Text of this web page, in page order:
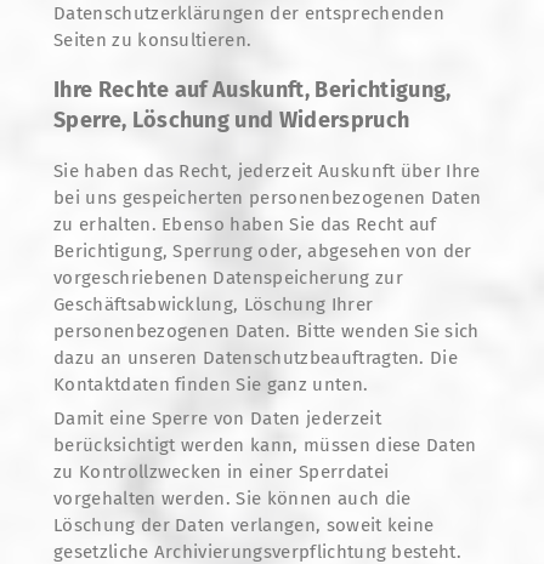
Datenschutzerklärungen der entsprechenden
Seiten zu konsultieren.
Ihre Rechte auf Auskunft, Berichtigung,
Sperre, Löschung und Widerspruch
Sie haben das Recht, jederzeit Auskunft über Ihre
bei uns gespeicherten personenbezogenen Daten
zu erhalten. Ebenso haben Sie das Recht auf
Berichtigung, Sperrung oder, abgesehen von der
vorgeschriebenen Datenspeicherung zur
Geschäftsabwicklung, Löschung Ihrer
personenbezogenen Daten. Bitte wenden Sie sich
dazu an unseren Datenschutzbeauftragten. Die
Kontaktdaten finden Sie ganz unten.
Damit eine Sperre von Daten jederzeit
berücksichtigt werden kann, müssen diese Daten
zu Kontrollzwecken in einer Sperrdatei
vorgehalten werden. Sie können auch die
Löschung der Daten verlangen, soweit keine
gesetzliche Archivierungsverpflichtung besteht.